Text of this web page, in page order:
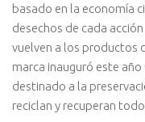
basado en la economía
desechos de cada
vuelven a los productos
marca inauguró este año
destinado a la
reciclan y recuperan